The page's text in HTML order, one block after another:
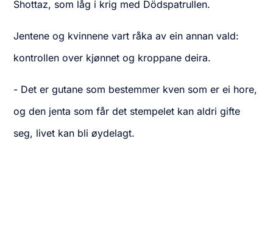
Shottaz, som låg i krig med Dödspatrullen.
Jentene og kvinnene vart råka av ein annan vald:
kontrollen over kjønnet og kroppane deira.
- Det er gutane som bestemmer kven som er ei hore,
og den jenta som får det stempelet kan aldri gifte
seg, livet kan bli øydelagt.